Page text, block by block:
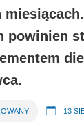
powinien
13